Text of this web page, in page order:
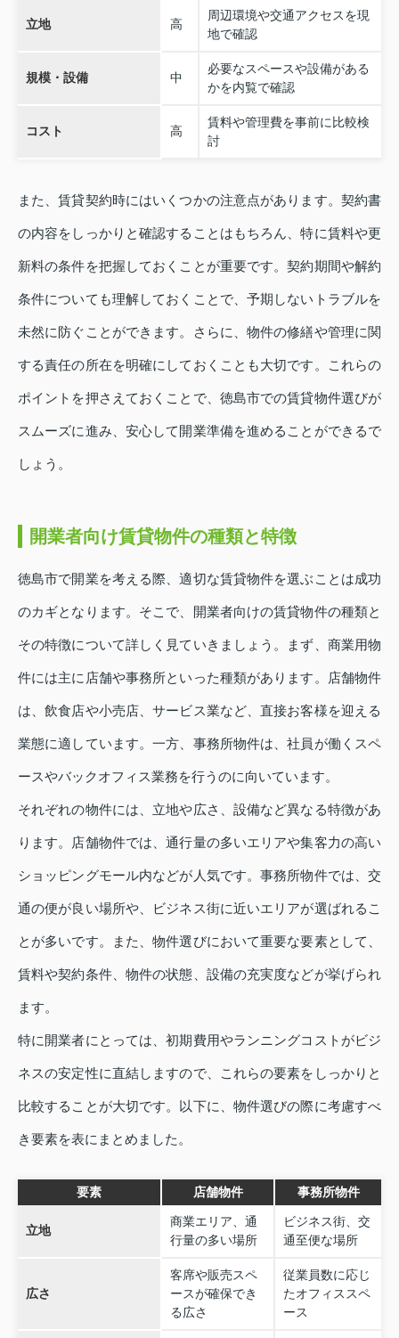
立地 高
周辺環境や交通アクセスを現
地で確認
規模・設備 中
必要なスペースや設備がある
かを内覧で確認
コスト 高
賃料や管理費を事前に比較検
討
また、賃貸契約時にはいくつかの注意点があります。契約書
の内容をしっかりと確認することはもちろん、特に賃料や更
新料の条件を把握しておくことが重要です。契約期間や解約
条件についても理解しておくことで、予期しないトラブルを
未然に防ぐことができます。さらに、物件の修繕や管理に関
する責任の所在を明確にしておくことも大切です。これらの
ポイントを押さえておくことで、徳島市での賃貸物件選びが
スムーズに進み、安心して開業準備を進めることができるで
しょう。
開業者向け賃貸物件の種類と特徴
徳島市で開業を考える際、適切な賃貸物件を選ぶことは成功
のカギとなります。そこで、開業者向けの賃貸物件の種類と
その特徴について詳しく見ていきましょう。まず、商業用物
件には主に店舗や事務所といった種類があります。店舗物件
は、飲食店や小売店、サービス業など、直接お客様を迎える
業態に適しています。一方、事務所物件は、社員が働くスペ
ースやバックオフィス業務を行うのに向いています。
それぞれの物件には、立地や広さ、設備など異なる特徴があ
ります。店舗物件では、通行量の多いエリアや集客力の高い
ショッピングモール内などが人気です。事務所物件では、交
通の便が良い場所や、ビジネス街に近いエリアが選ばれるこ
とが多いです。また、物件選びにおいて重要な要素として、
賃料や契約条件、物件の状態、設備の充実度などが挙げられ
ます。
特に開業者にとっては、初期費用やランニングコストがビジ
ネスの安定性に直結しますので、これらの要素をしっかりと
比較することが大切です。以下に、物件選びの際に考慮すべ
き要素を表にまとめました。
要素 店舗物件 事務所物件
立地
商業エリア、通
行量の多い場所
ビジネス街、交
通至便な場所
広さ
客席や販売スペ
ースが確保でき
る広さ
従業員数に応じ
たオフィススペ
ース